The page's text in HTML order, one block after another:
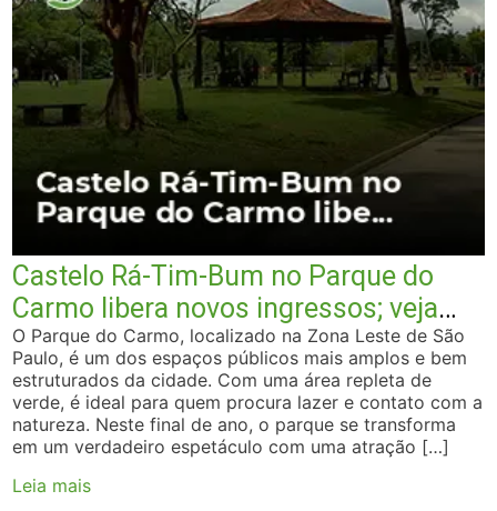
Castelo Rá-Tim-Bum no Parque do
Carmo libera novos ingressos; veja
como garantir o seu
O Parque do Carmo, localizado na Zona Leste de São
Paulo, é um dos espaços públicos mais amplos e bem
estruturados da cidade. Com uma área repleta de
verde, é ideal para quem procura lazer e contato com a
natureza. Neste final de ano, o parque se transforma
em um verdadeiro espetáculo com uma atração […]
Leia mais